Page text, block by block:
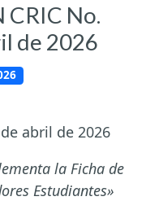
CRIC No.
de 2026
abril de 2026
la Ficha de
Estudiantes»